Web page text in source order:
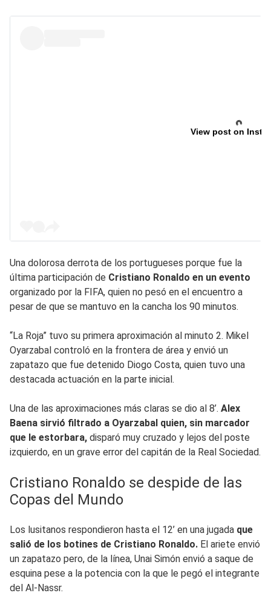
View post on
Una dolorosa derrota de los portugueses porque fue la
última participación de Cristiano Ronaldo en un evento
organizado por la FIFA, quien no pesó en el encuentro a
pesar de que se mantuvo en la cancha los 90 minutos.
“La Roja” tuvo su primera aproximación al minuto 2. Mikel
Oyarzabal controló en la frontera de área y envió un
zapatazo que fue detenido Diogo Costa, quien tuvo una
destacada actuación en la parte inicial.
Una de las aproximaciones más claras se dio al 8’. Alex
Baena sirvió filtrado a Oyarzabal quien, sin marcador
que le estorbara, disparó muy cruzado y lejos del poste
izquierdo, en un grave error del capitán de la Real Sociedad.
Cristiano Ronaldo se despide de las
Copas del Mundo
Los lusitanos respondieron hasta el 12’ en una jugada que
salió de los botines de Cristiano Ronaldo. El ariete envió
un zapatazo pero, de la línea, Unai Simón envió a saque de
esquina pese a la potencia con la que le pegó el integrante
del Al-Nassr.